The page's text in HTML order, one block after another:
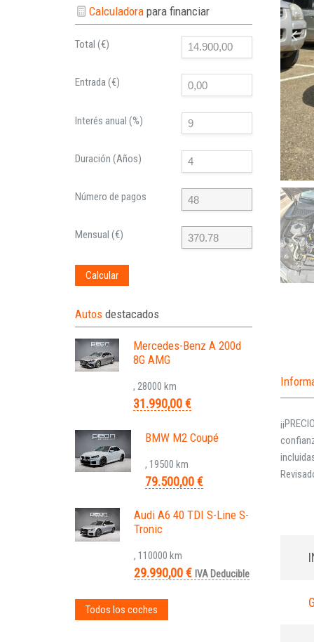
Calculadorapara financiar
Total (€)
Entrada (€)
Interés anual (%)
Duración (Años)
Número de pagos
Mensual (€)
Calcular
Autos destacados
Mercedes-Benz A 200d
8G AMG
, 28000 km
31.990,00 €
BMW M2 Coupé
, 19500 km
79.500,00 €
Audi A6 40 TDI S-Line S-
Tronic
, 110000 km
29.990,00 €IVA Deducible
Todos los coches